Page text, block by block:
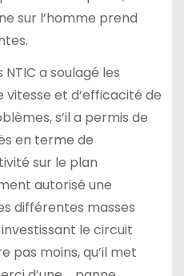
sur l’homme prend
a soulagé les
et d’efficacité de
s’il a permis de
en terme de
sur le plan
autorisé une
différentes masses
le circuit
pas moins, qu’il met